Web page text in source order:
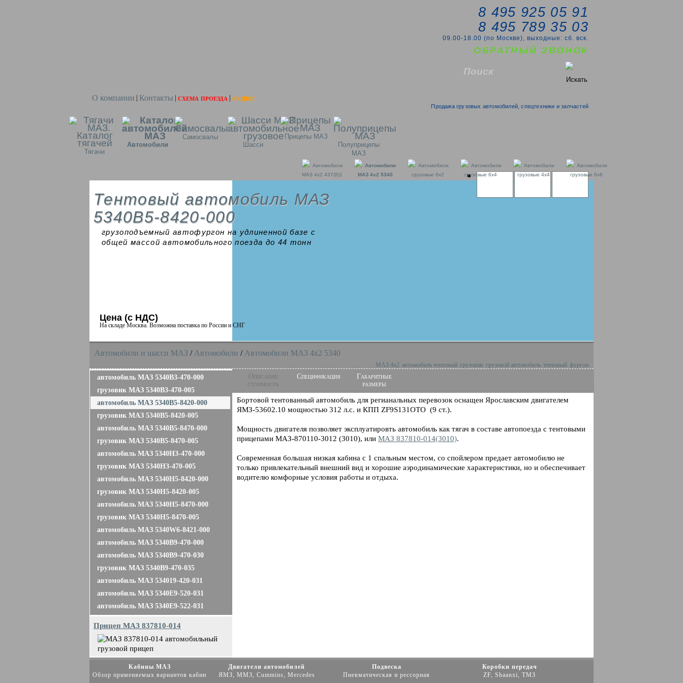
О компании Контакты схема проезда акции
8 495 925 05 91
8 495 789 35 03
09.00-18.00 (по Москве), выходные: сб. вск.
ОБРАТНЫЙ ЗВОНОК
Продажа грузовых автомобилей, спецтехники и запчастей
Тягачи
Автомобили
Самосвалы
Шасси
Прицепы МАЗ
Полуприцепы
МАЗ
Автомобили
МАЗ 4x2 437(8)1
Автомобили
МАЗ 4x2 5340
Автомобили
грузовые 6x2
Автомобили
грузовые 6х4
Автомобили
грузовые 4х4
Автомобили
грузовые 6x6
Тентовый автомобиль МАЗ
5340В5-8420-000
грузоподъемный автофургон на удлиненной базе с
общей массой автомобильного поезда до 44 тонн
Цена (с НДС)
На складе Москва. Возможна поставка по России и СНГ
Автомобили и шасси MAЗ / Автомобили / Автомобили МАЗ 4x2 5340
МАЗ 4х2 автомобиль тентовый грузовик грузовой автомобиль тентовый фургон
автомобиль МАЗ 5340B3-470-000
грузовик МАЗ 5340B3-470-005
автомобиль МАЗ 5340В5-8420-000
грузовик МАЗ 5340В5-8420-005
автомобиль МАЗ 5340В5-8470-000
грузовик МАЗ 5340В5-8470-005
автомобиль МАЗ 5340H3-470-000
грузовик МАЗ 5340H3-470-005
автомобиль МАЗ 5340H5-8420-000
грузовик МАЗ 5340H5-8420-005
автомобиль МАЗ 5340H5-8470-000
грузовик МАЗ 5340H5-8470-005
автомобиль МАЗ 5340W6-8421-000
автомобиль МАЗ 5340B9-470-000
автомобиль МАЗ 5340B9-470-030
грузовик МАЗ 5340B9-470-035
автомобиль МАЗ 534019-420-031
автомобиль МАЗ 5340E9-520-031
автомобиль МАЗ 5340E9-522-031
Прицеп МАЗ 837810-014
Описание
стоимость
Спецификация
Габаритные
размеры
Бортовой тентованный автомобиль для регианальных перевозок оснащен Ярославским двигателем
ЯМЗ-53602.10 мощностью 312 л.с. и КПП ZF9S131OTO (9 ст.).
Мощность двигателя позволяет эксплуатировть автомобиль как тягач в составе автопоезда с тентовыми
прицепами МАЗ-870110-3012 (3010), или МАЗ 837810-014(3010).
Современная большая низкая кабина с 1 спальным местом, со спойлером предает автомобилю не
только привлекательный внешний вид и хорошие аэродинамические характеристики, но и обеспечивает
водителю комфорные условия работы и отдыха.
Кабины МАЗ
Обзор применяемых вариантов кабин
Двигатели автомобилей
ЯМЗ, ММЗ, Cummins, Mercedes
Подвеска
Пневматическая и рессорная
Коробки передач
ZF, Shaanxi, ТМЗ